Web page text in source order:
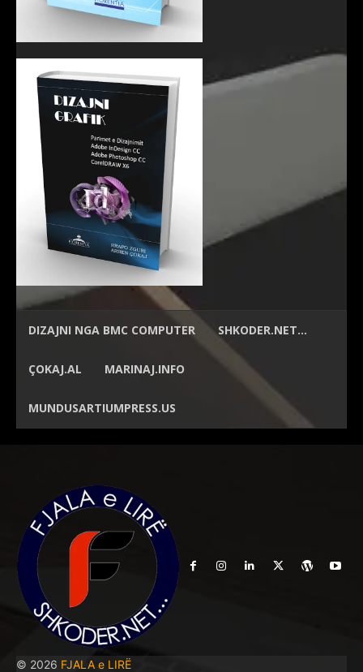
DIZAJNI NGA BMC COMPUTER SHKODER.NET…
ÇOKAJ.AL MARINAJ.INFO
MUNDUSARTIUMPRESS.US
© 2026 FJALA e LIRË